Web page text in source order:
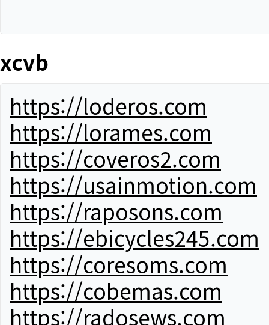
xcvb
https://loderos.com
https://lorames.com
https://coveros2.com
https://usainmotion.com
https://raposons.com
https://ebicycles245.com
https://coresoms.com
https://cobemas.com
https://radosews.com